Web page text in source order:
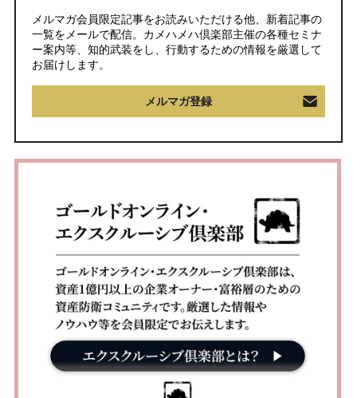
メルマガ会員限定記事をお読みいただける他、新着記事の
一覧をメールで配信。カメハメハ倶楽部主催の各種セミナ
ー案内等、知的武装をし、行動するための情報を厳選して
お届けします。
メルマガ登録